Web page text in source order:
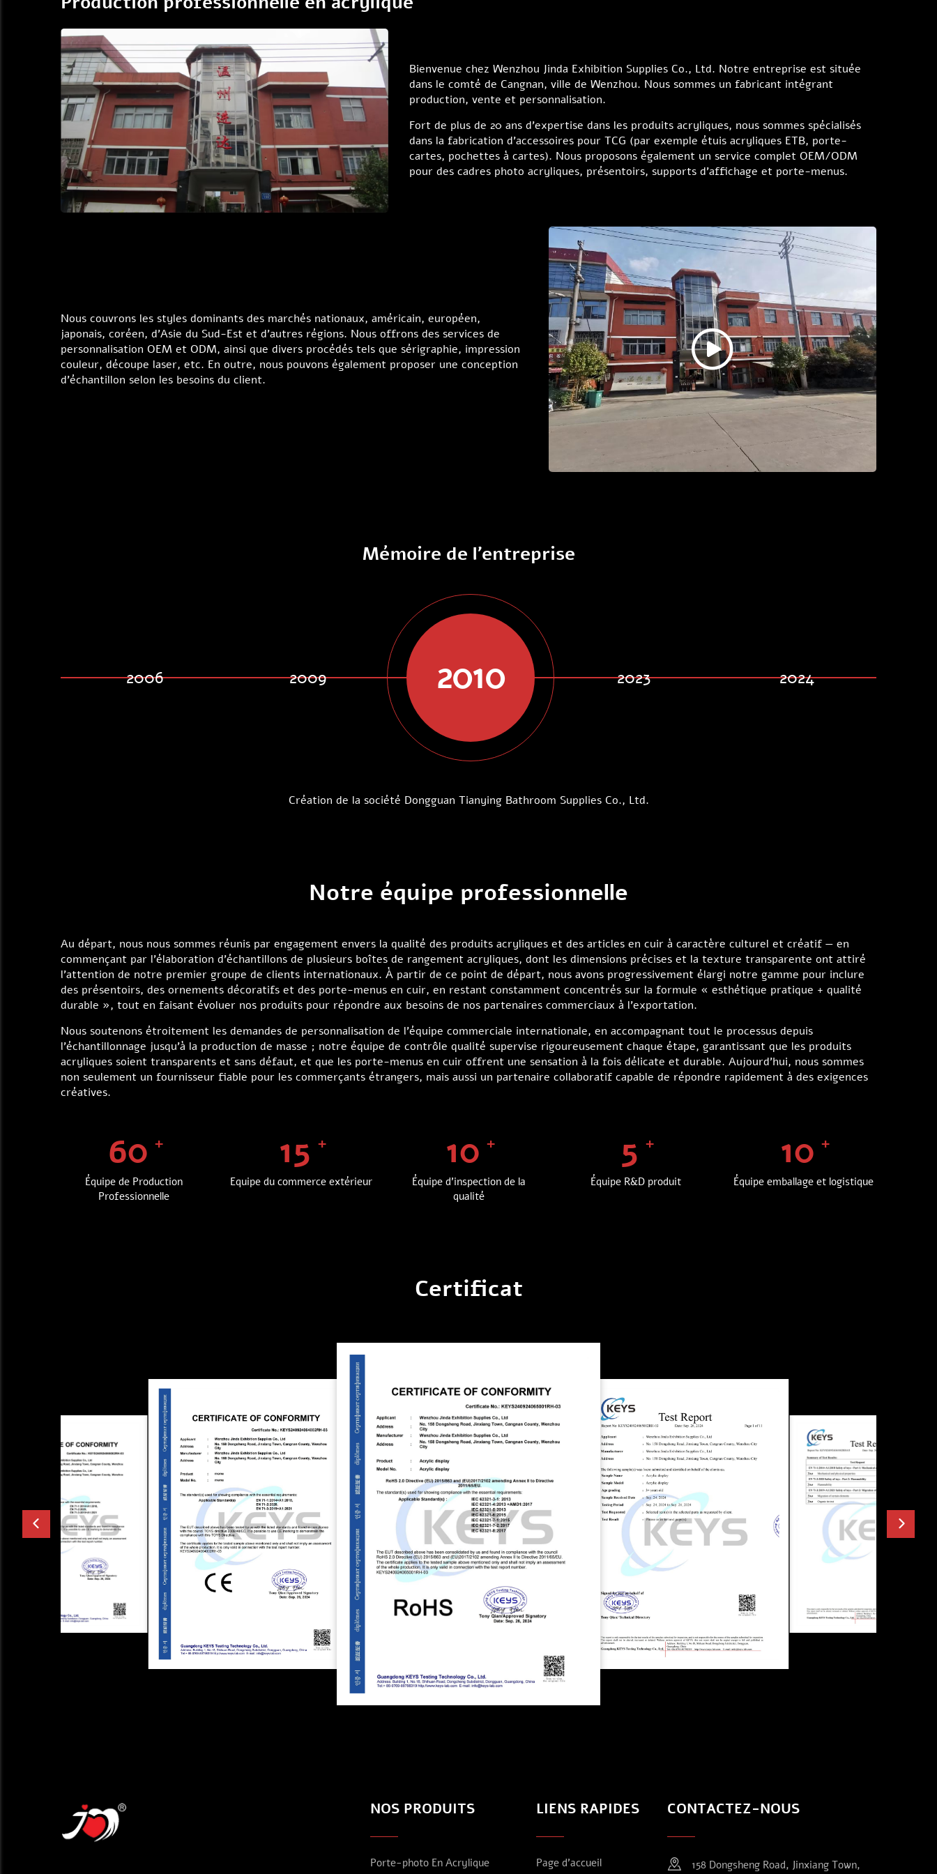
Bienvenue chez Wenzhou Jinda Exhibition Supplies Co., Ltd. Notre entreprise est située
dans le comté de Cangnan, ville de Wenzhou. Nous sommes un fabricant intégrant
production, vente et personnalisation.
Fort de plus de 20 ans d'expertise dans les produits acryliques, nous sommes spécialisés
dans la fabrication d'accessoires pour TCG (par exemple étuis acryliques ETB, porte-
cartes, pochettes à cartes). Nous proposons également un service complet OEM/ODM
pour des cadres photo acryliques, présentoirs, supports d'affichage et porte-menus.
Nous couvrons les styles dominants des marchés nationaux, américain, européen,
japonais, coréen, d'Asie du Sud-Est et d'autres régions. Nous offrons des services de
personnalisation OEM et ODM, ainsi que divers procédés tels que sérigraphie, impression
couleur, découpe laser, etc. En outre, nous pouvons également proposer une conception
d'échantillon selon les besoins du client.
Mémoire de l'entreprise
2006 2009 2010 2023 2024
Création de la société Dongguan Tianying Bathroom Supplies Co., Ltd.
Notre équipe professionnelle
Au départ, nous nous sommes réunis par engagement envers la qualité des produits acryliques et des articles en cuir à caractère culturel et créatif — en
commençant par l'élaboration d'échantillons de plusieurs boîtes de rangement acryliques, dont les dimensions précises et la texture transparente ont attiré
l'attention de notre premier groupe de clients internationaux. À partir de ce point de départ, nous avons progressivement élargi notre gamme pour inclure
des présentoirs, des ornements décoratifs et des porte-menus en cuir, en restant constamment concentrés sur la formule « esthétique pratique + qualité
durable », tout en faisant évoluer nos produits pour répondre aux besoins de nos partenaires commerciaux à l'exportation.
Nous soutenons étroitement les demandes de personnalisation de l'équipe commerciale internationale, en accompagnant tout le processus depuis
l'échantillonnage jusqu'à la production de masse ; notre équipe de contrôle qualité supervise rigoureusement chaque étape, garantissant que les produits
acryliques soient transparents et sans défaut, et que les porte-menus en cuir offrent une sensation à la fois délicate et durable. Aujourd'hui, nous sommes
non seulement un fournisseur fiable pour les commerçants étrangers, mais aussi un partenaire collaboratif capable de répondre rapidement à des exigences
créatives.
60
Équipe de Production
Professionnelle
15
Equipe du commerce extérieur
10
Équipe d'inspection de la
qualité
5
Équipe R&D produit
10
Équipe emballage et logistique
Certificat
NOS PRODUITS
Porte-photo En Acrylique
LIENS RAPIDES
Page d’accueil
CONTACTEZ-NOUS
158 Dongsheng Road, Jinxiang Town,